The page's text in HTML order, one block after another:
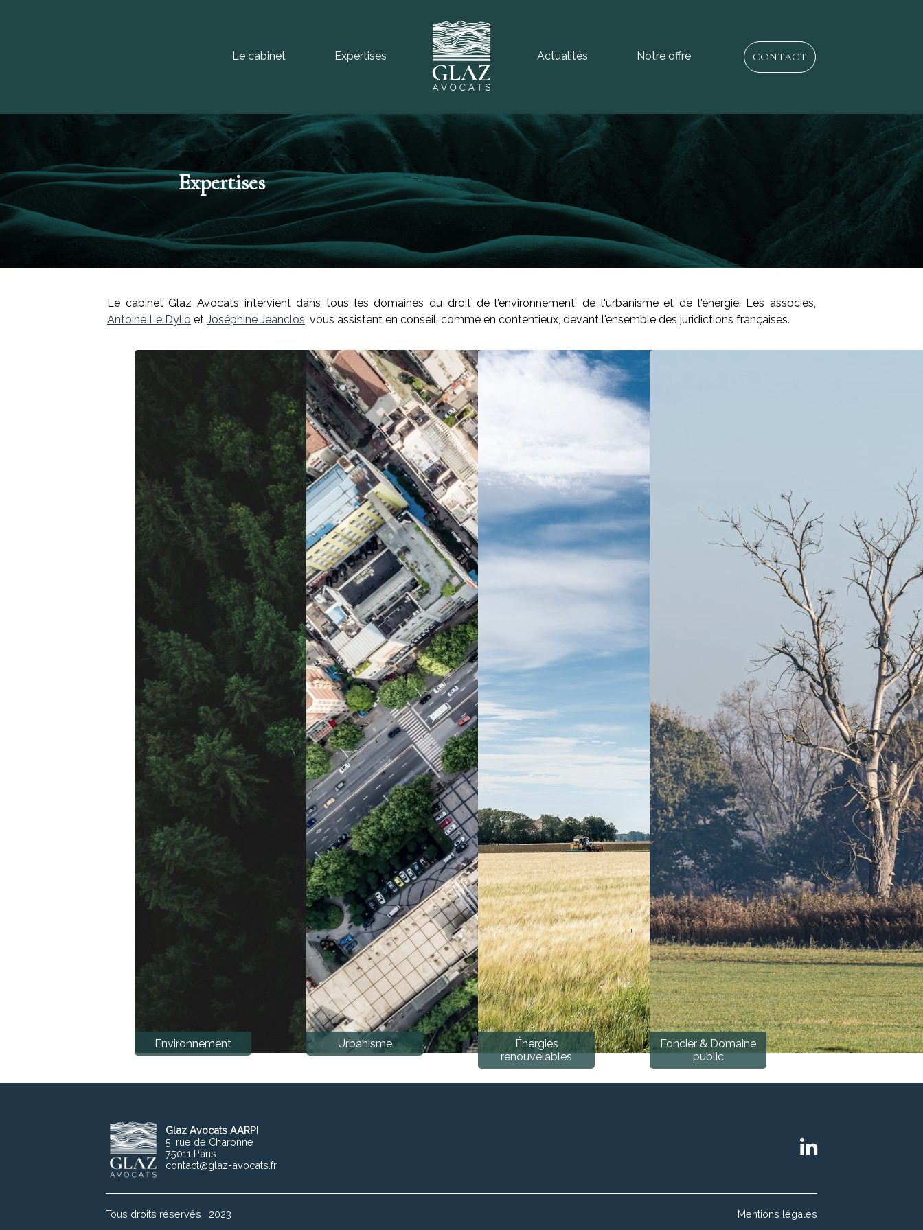
Le cabinet Expertises Actualités Notre offre CONTACT
Expertises
Le cabinet Glaz Avocats intervient dans tous les domaines du droit de l'environnement, de l'urbanisme et de l'énergie. Les associés,
Antoine Le Dylio et Joséphine Jeanclos, vous assistent en conseil, comme en contentieux, devant l'ensemble des juridictions françaises.
Environnement Urbanisme
Énergies
renouvelables
Foncier & Domaine
public
Glaz Avocats AARPI
5, rue de Charonne
75011 Paris
contact@glaz-avocats.fr
Mentions légales
Tous droits réservés · 2023